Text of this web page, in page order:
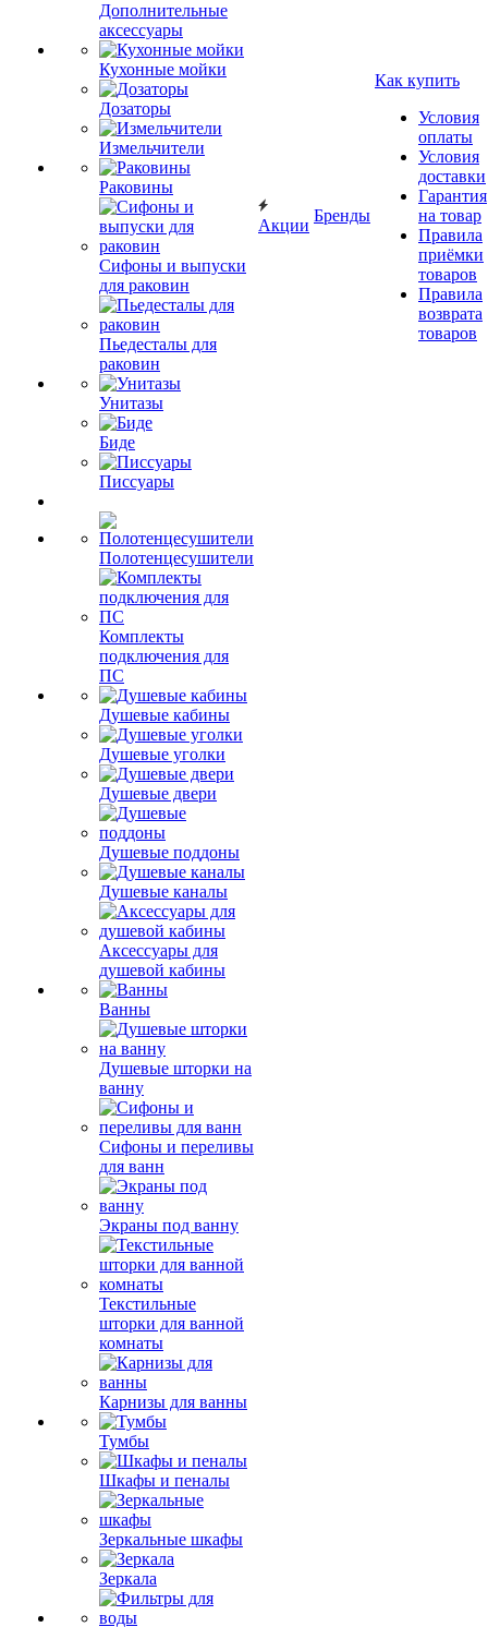
Дополнительные
аксессуары
Кухонные мойки
Дозаторы
Измельчители
Раковины
Сифоны и выпуски
для раковин
Пьедесталы для
раковин
Унитазы
Биде
Писсуары
Полотенцесушители
Комплекты
подключения для
ПС
Душевые кабины
Душевые уголки
Душевые двери
Душевые поддоны
Душевые каналы
Аксессуары для
душевой кабины
Ванны
Душевые шторки на
ванну
Сифоны и переливы
для ванн
Экраны под ванну
Текстильные
шторки для ванной
комнаты
Карнизы для ванны
Тумбы
Шкафы и пеналы
Зеркальные шкафы
Зеркала
Акции
Бренды
Как купить
Условия
оплаты
Условия
доставки
Гарантия
на товар
Правила
приёмки
товаров
Правила
возврата
товаров